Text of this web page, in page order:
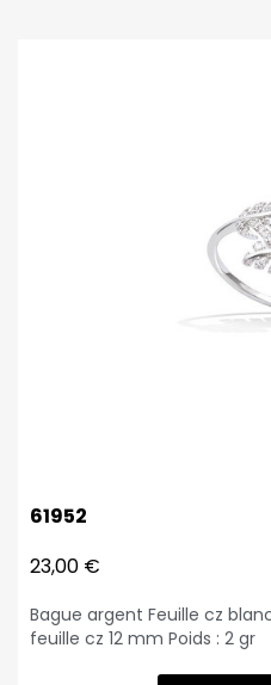
61952
23,00 €
Bague argent Feuille cz
feuille cz 12 mm Poids : 2 gr